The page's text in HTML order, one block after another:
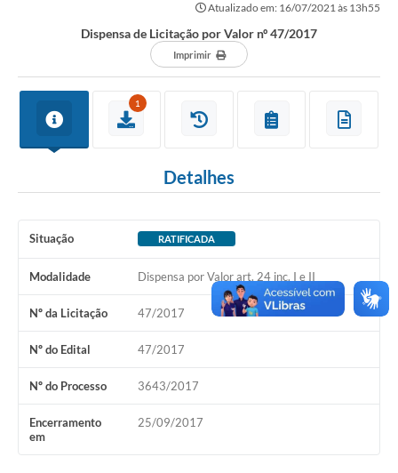
e-SIC
Tributação
Outros Editais
Plano de Contratações Anual
Formulário
Agenda
Contato
Atualizado em: 16/07/2021 às 13h55
Dispensa de Licitação por Valor nº 47/2017
Imprimir
1
Detalhes
Situação RATIFICADA
Modalidade Dispensa por Valor art. 24 inc. I e II
Nº da Licitação 47/2017
Nº do Edital 47/2017
Nº do Processo 3643/2017
Encerramento
em
25/09/2017